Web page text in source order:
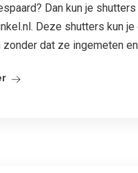
Dan kun je
Deze shutters kun je
dat ze ingemeten